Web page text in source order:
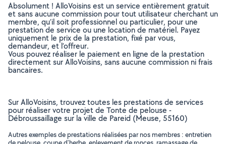
Absolument ! AlloVoisins est un service entièrement gratuit
et sans aucune commission pour tout utilisateur cherchant un
membre, qu’il soit professionnel ou particulier, pour une
prestation de service ou une location de matériel. Payez
uniquement le prix de la prestation, fixé par vous,
demandeur, et l’offreur.
Vous pouvez réaliser le paiement en ligne de la prestation
directement sur AlloVoisins, sans aucune commission ni frais
bancaires.
Sur AlloVoisins, trouvez toutes les prestations de services
pour réaliser votre projet de Tonte de pelouse -
Débroussaillage sur la ville de Pareid (Meuse, 55160)
Autres exemples de prestations réalisées par nos membres : entretien